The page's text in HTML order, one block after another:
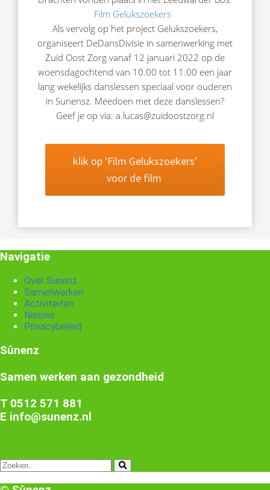
Film Gelukszoekers
Als vervolg op het project Gelukszoekers,
organiseert DeDansDivisie in samenwerking met
Zuid Oost Zorg vanaf 12 januari 2022 op de
woensdagochtend van 10.00 tot 11.00 een jaar
lang wekelijks danslessen speciaal voor ouderen
in Sunensz. Meedoen met deze danslessen?
Geef je op via: a.lucas@zuidoostzorg.nl
klik op 'Film Gelukszoekers'
voor de film
Navigatie
Over Sunenz
Samenwerken
Activiteiten
Nieuws
Privacybeleid
Sûnenz
Samen werken aan gezondheid
T 0512 571 881
E info@sunenz.nl